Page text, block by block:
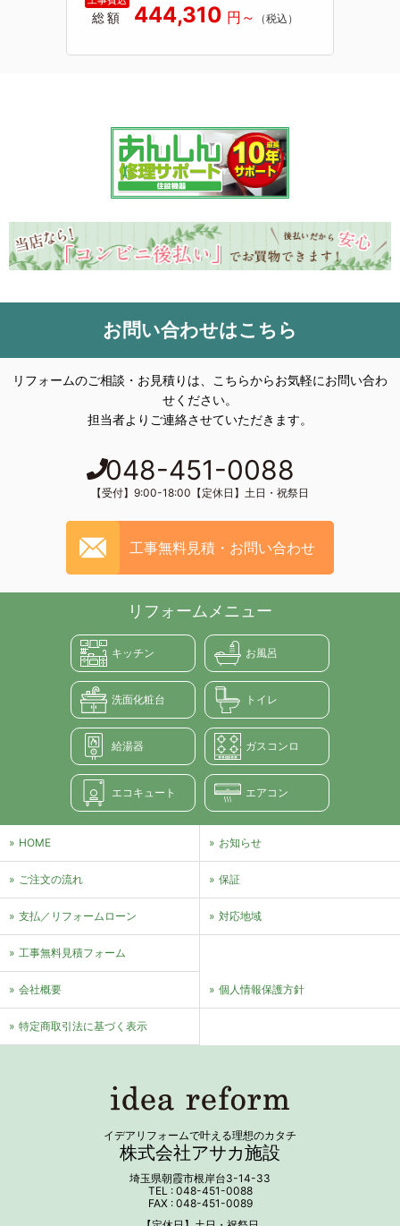
総額 444,310
お問い合わせはこちら
リフォームのご相談・お見積りは、こちらからお気軽にお問い合わ
せください。
担当者よりご連絡させていただきます。
048-451-0088
【受付】9:00-18:00【定休日】土日・祝祭日
工事無料見積・お問い合わせ
イデアリフォームで叶える理想のカタチ
株式会社アサカ施設
埼玉県朝霞市根岸台3-14-33
TEL : 048-451-0088
FAX : 048-451-0089
リフォームメニュー
キッチン お風呂
洗面化粧台 トイレ
給湯器 ガスコンロ
エコキュート エアコン
HOME お知らせ
ご注文の流れ 保証
支払／リフォームローン 対応地域
⼯事無料⾒積フォーム
会社概要 個⼈情報保護⽅針
特定商取引法に基づく表⽰